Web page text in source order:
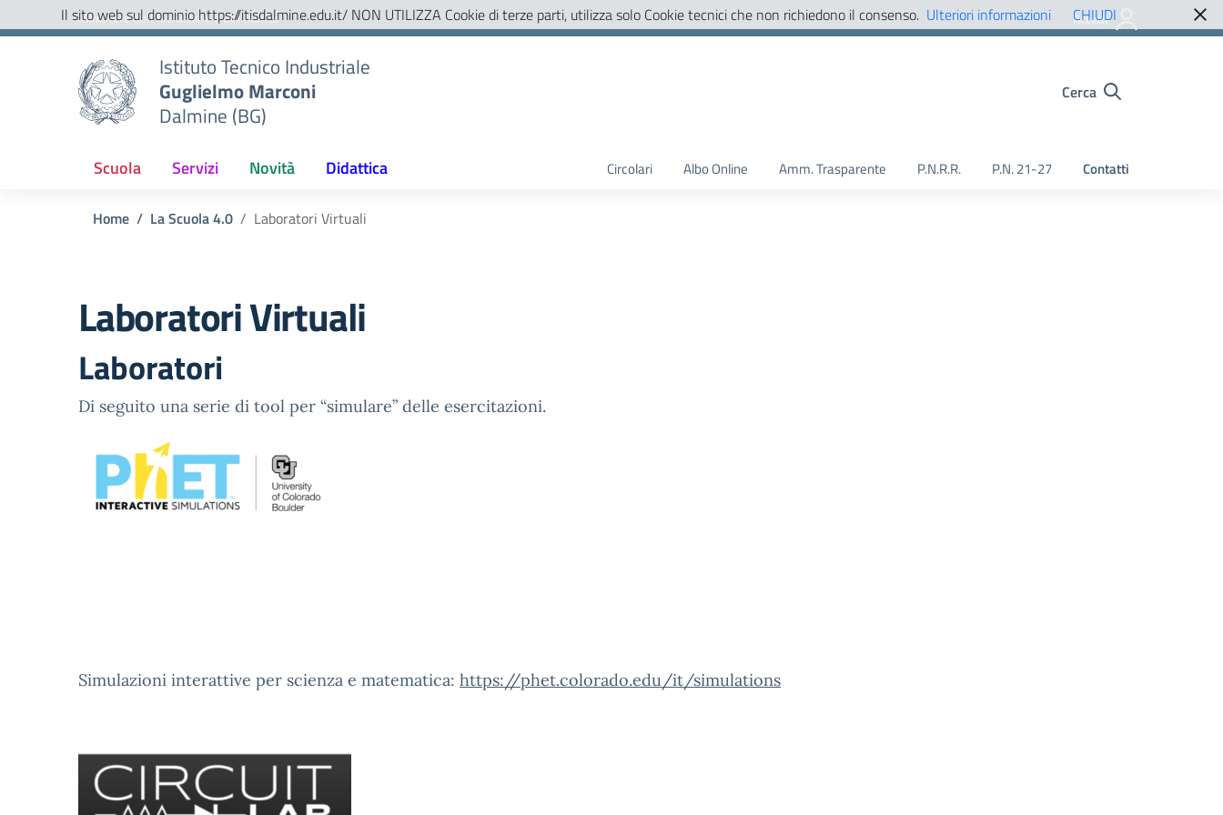
Vai ai contenuti
Vai al menu di navigazione
Vai al footer Ministero dell'Istruzione e del Merito Accedi
Istituto Tecnico Industriale
Guglielmo Marconi
Dalmine (BG)
Cerca
Scuola Servizi Novità Didattica Circolari Albo Online Amm. Trasparente P.N.R.R. P.N. 21-27 Contatti
Home La Scuola 4.0 Laboratori Virtuali
Laboratori Virtuali
Laboratori
Di seguito una serie di tool per “simulare” delle esercitazioni.
Simulazioni interattive per scienza e matematica: https://phet.colorado.edu/it/simulations
Il sito web sul dominio https://itisdalmine.edu.it/ NON UTILIZZA Cookie di terze parti, utilizza solo Cookie tecnici che non richiedono il consenso. Ulteriori informazioni CHIUDI